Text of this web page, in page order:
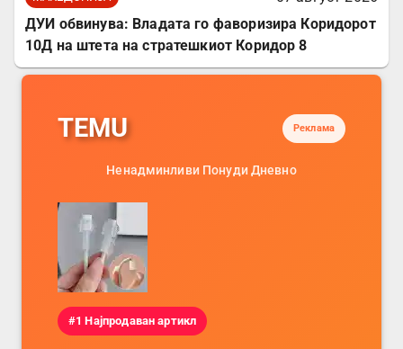
ДУИ обвинува: Владата го фаворизира Коридорот
10Д на штета на стратешкиот Коридор 8
TEMU Реклама
Ненадминливи Понуди Дневно
#1 Најпродаван артикл